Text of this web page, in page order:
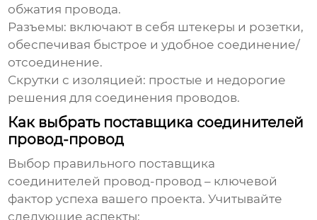
обжатия провода.
Разъемы: включают в себя штекеры и розетки,
обеспечивая быстрое и удобное соединение/
отсоединение.
Скрутки с изоляцией: простые и недорогие
решения для соединения проводов.
Как выбрать поставщика соединителей
провод-провод
Выбор правильного поставщика
соединителей провод-провод – ключевой
фактор успеха вашего проекта. Учитывайте
следующие аспекты: